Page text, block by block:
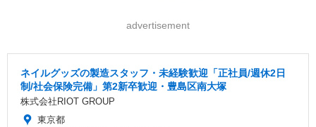
advertisement
ネイルグッズの製造スタッフ・未経験歓迎「正社員/週休2日
制/社会保険完備」第2新卒歓迎・豊島区南大塚
株式会社RIOT GROUP
東京都